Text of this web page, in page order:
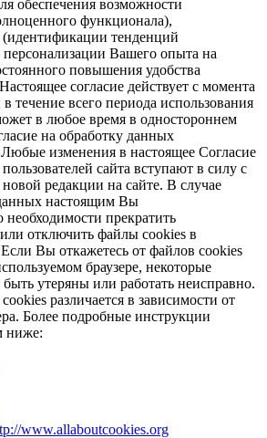
обеспечения возможности
функционала),
(идентификации тенденций
персонализации Вашего опыта на
повышения удобства
согласие действует с момента
течение всего периода использования
в любое время в одностороннем
на обработку данных
Любые изменения в настоящее Согласие
сайта вступают в силу с
редакции на сайте. В случае
настоящим Вы
прекратить
отключить файлы cookies в
Если Вы откажетесь от файлов cookies
браузере, некоторые
утеряны или работать неисправно.
различается в зависимости от
Более подробные инструкции
ниже:
www.allaboutcookies.org